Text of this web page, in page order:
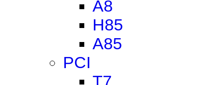
A8
H85
A85
PCI
T7